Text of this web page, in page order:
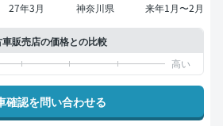
27年3月 神奈川県 来年1月〜2月
車販売店の価格との比較
確認を問い合わせる